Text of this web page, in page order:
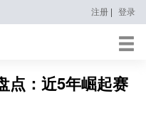
注册 | 登录
点：近5年崛起赛